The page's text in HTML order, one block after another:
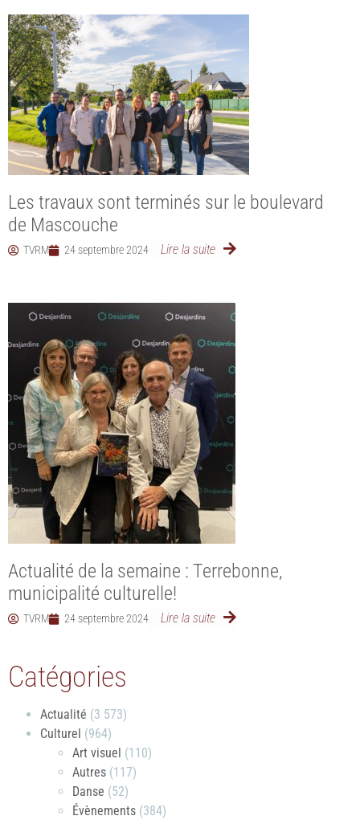
Les travaux sont terminés sur le boulevard
de Mascouche
TVRM 24 septembre 2024 Lire la suite
Actualité de la semaine : Terrebonne,
municipalité culturelle!
TVRM 24 septembre 2024 Lire la suite
Catégories
Actualité (3 573)
Culturel (964)
Art visuel (110)
Autres (117)
Danse (52)
Évènements (384)